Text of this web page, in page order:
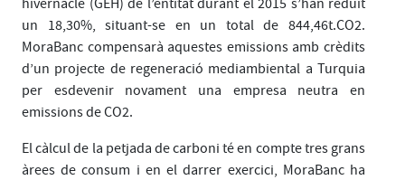
un 18,30%, situant-se en un total de 844,46t.CO2.
MoraBanc compensarà aquestes emissions amb crèdits
d’un projecte de regeneració mediambiental a Turquia
per esdevenir novament una empresa neutra en
emissions de CO2.
El càlcul de la petjada de carboni té en compte tres grans
àrees de consum i en el darrer exercici, MoraBanc ha